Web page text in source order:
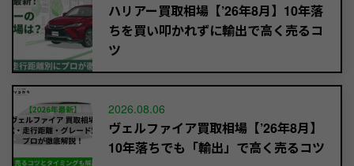
ハリアー買取相場【’26年8月】10年落
ちを買い叩かれずに輸出で高く売るコ
ツ
2026.08.06
ヴェルファイア買取相場【’26年8月】
10年落ちでも「輸出」で高く売るコツ